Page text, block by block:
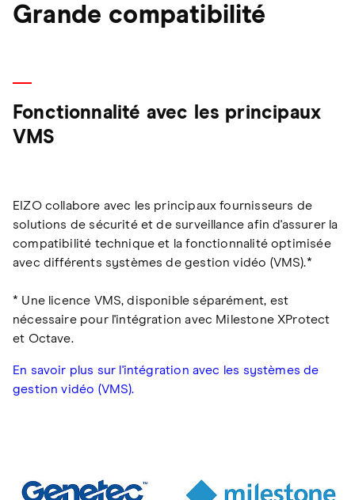
Grande compatibilité
Fonctionnalité avec les principaux
VMS
EIZO collabore avec les principaux fournisseurs de
solutions de sécurité et de surveillance afin d'assurer la
compatibilité technique et la fonctionnalité optimisée
avec différents systèmes de gestion vidéo (VMS).*
* Une licence VMS, disponible séparément, est
nécessaire pour l'intégration avec Milestone XProtect
et Octave.
En savoir plus sur l'intégration avec les systèmes de
gestion vidéo (VMS).